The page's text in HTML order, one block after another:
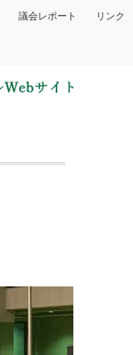
議会レポート リンク